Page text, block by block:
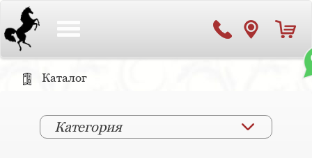
Каталог
Категория